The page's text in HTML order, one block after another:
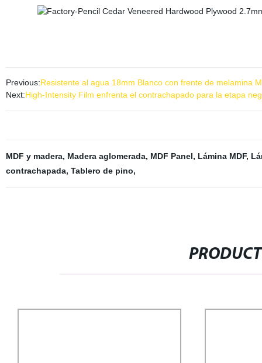
Previous:Resistente al agua 18mm Blanco con frente de melamina
Next:High-Intensity Film enfrenta el contrachapado para la etapa
MDF y madera, Madera aglomerada, MDF Panel, Lámina MDF,
contrachapada, Tablero de pino,